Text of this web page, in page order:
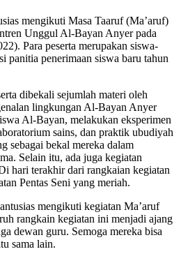
mengikuti Masa Taaruf (Ma’aruf)
Unggul Al-Bayan Anyer pada
Para peserta merupakan siswa-
panitia penerimaan siswa baru tahun
dibekali sejumlah materi oleh
lingkungan Al-Bayan Anyer
Al-Bayan, melakukan eksperimen
sains, dan praktik ubudiyah
sebagai bekal mereka dalam
Selain itu, ada juga kegiatan
hari terakhir dari rangkaian kegiatan
Pentas Seni yang meriah.
mengikuti kegiatan Ma’aruf
rangkain kegiatan ini menjadi ajang
dewan guru. Semoga mereka bisa
sama lain.